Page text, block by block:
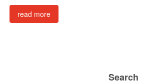
read more
Search